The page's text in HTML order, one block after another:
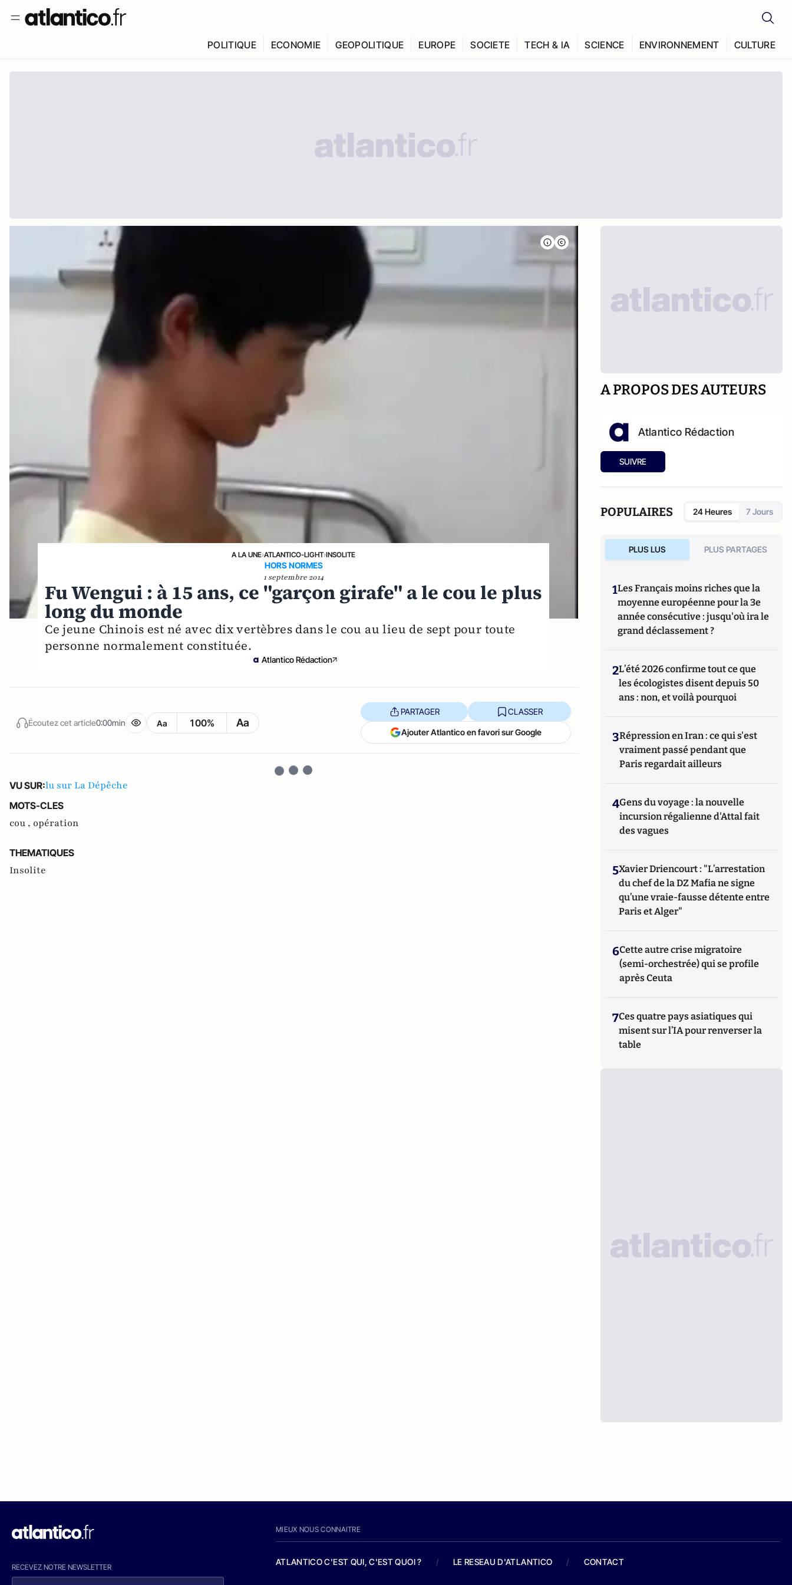
POLITIQUE ECONOMIE GEOPOLITIQUE EUROPE SOCIETE TECH & IA SCIENCE ENVIRONNEMENT CULTURE
A LA UNE›ATLANTICO-LIGHT›INSOLITE
HORS NORMES
1 septembre 2014
Fu Wengui : à 15 ans, ce "garçon girafe" a le cou le plus
long du monde
Ce jeune Chinois est né avec dix vertèbres dans le cou au lieu de sept pour toute
personne normalement constituée.
Atlantico Rédaction
Écoutez cet article0:00min Aa 100% Aa
PARTAGER CLASSER
Ajouter Atlantico en favori sur Google
VU SUR:lu sur La Dépêche
MOTS-CLES
cou , opération
THEMATIQUES
Insolite
A PROPOS DES AUTEURS
Atlantico Rédaction
SUIVRE
POPULAIRES 24 Heures 7 Jours
PLUS LUS PLUS PARTAGES
1Les Français moins riches que la
moyenne européenne pour la 3e
année consécutive : jusqu'où ira le
grand déclassement ?
2L’été 2026 confirme tout ce que
les écologistes disent depuis 50
ans : non, et voilà pourquoi
3Répression en Iran : ce qui s'est
vraiment passé pendant que
Paris regardait ailleurs
4Gens du voyage : la nouvelle
incursion régalienne d'Attal fait
des vagues
5Xavier Driencourt : "L’arrestation
du chef de la DZ Mafia ne signe
qu’une vraie-fausse détente entre
Paris et Alger"
6Cette autre crise migratoire
(semi-orchestrée) qui se profile
après Ceuta
7Ces quatre pays asiatiques qui
misent sur l’IA pour renverser la
table
RECEVEZ NOTRE NEWSLETTER
MIEUX NOUS CONNAITRE
ATLANTICO C'EST QUI, C'EST QUOI ? / LE RESEAU D'ATLANTICO / CONTACT